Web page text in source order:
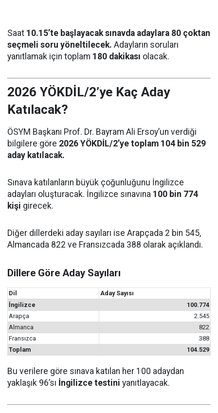
Saat 10.15’te başlayacak sınavda adaylara 80 çoktan
seçmeli soru yöneltilecek. Adayların soruları
yanıtlamak için toplam 180 dakikası olacak.
2026 YÖKDİL/2’ye Kaç Aday
Katılacak?
ÖSYM Başkanı Prof. Dr. Bayram Ali Ersoy’un verdiği
bilgilere göre 2026 YÖKDİL/2’ye toplam 104 bin 529
aday katılacak.
Sınava katılanların büyük çoğunluğunu İngilizce
adayları oluşturacak. İngilizce sınavına 100 bin 774
kişi girecek.
Diğer dillerdeki aday sayıları ise Arapçada 2 bin 545,
Almancada 822 ve Fransızcada 388 olarak açıklandı.
Dillere Göre Aday Sayıları
Dil
Aday Sayısı
İngilizce
100.774
Arapça
2.545
Almanca
822
Fransızca
388
Toplam
104.529
Bu verilere göre sınava katılan her 100 adaydan
yaklaşık 96’sı İngilizce testini yanıtlayacak.